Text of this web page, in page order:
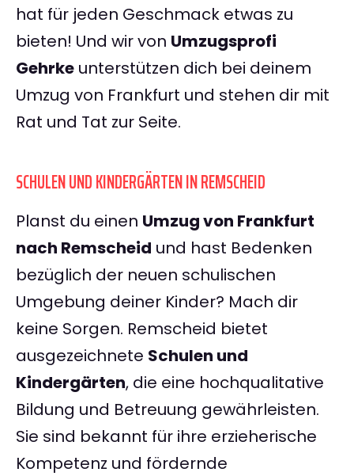
hat für jeden Geschmack etwas zu
bieten! Und wir von Umzugsprofi
Gehrke unterstützen dich bei deinem
Umzug von Frankfurt und stehen dir mit
Rat und Tat zur Seite.
SCHULEN UND KINDERGÄRTEN IN REMSCHEID
Planst du einen Umzug von Frankfurt
nach Remscheid und hast Bedenken
bezüglich der neuen schulischen
Umgebung deiner Kinder? Mach dir
keine Sorgen. Remscheid bietet
ausgezeichnete Schulen und
Kindergärten, die eine hochqualitative
Bildung und Betreuung gewährleisten.
Sie sind bekannt für ihre erzieherische
Kompetenz und fördernde